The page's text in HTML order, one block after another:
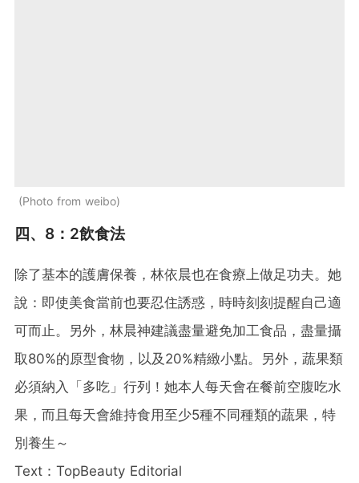
Photo from weibo
四、8：2飲食法
除了基本的護膚保養，林依晨也在食療上做足功夫。她
說：即使美食當前也要忍住誘惑，時時刻刻提醒自己適
可而止。另外，林晨神建議盡量避免加工食品，盡量攝
取80%的原型食物，以及20%精緻小點。另外，蔬果類
必須納入「多吃」行列！她本人每天會在餐前空腹吃水
果，而且每天會維持食用至少5種不同種類的蔬果，特
別養生～
Text：TopBeauty Editorial